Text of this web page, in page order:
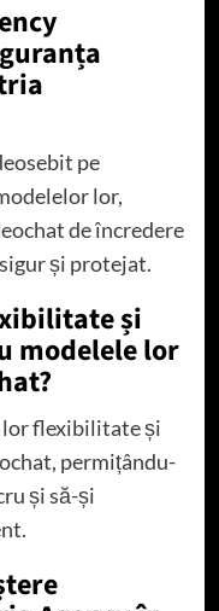
pe
lor,
de încredere
și protejat.
și
modelele lor
lor flexibilitate și
permițându-
și să-și